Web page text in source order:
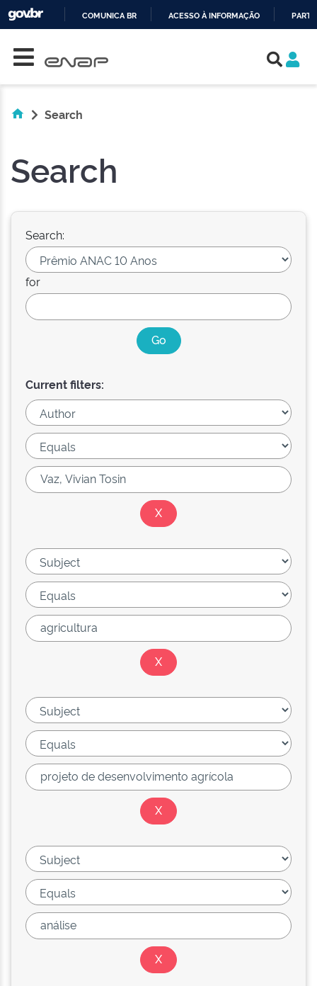
COMUNICA BR ACESSO À INFORMAÇÃO
Search
Search
Search:
for
Current filters: